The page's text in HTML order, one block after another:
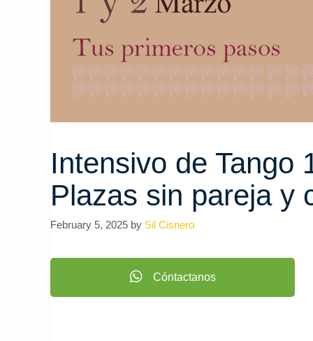
Intensivo de Tango
Plazas sin pareja y
February 5, 2025 by Sil Cisnero
Cóntactanos